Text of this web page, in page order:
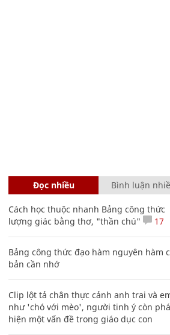
Đọc nhiều Bình luận
Cách học thuộc nhanh Bảng công thức
lượng giác bằng thơ, "thần chú"
17
Bảng công thức đạo hàm nguyên hàm
bản cần nhớ
Clip lột tả chân thực cảnh anh trai và
như 'chó với mèo', người tinh ý còn
hiện một vấn đề trong giáo dục con